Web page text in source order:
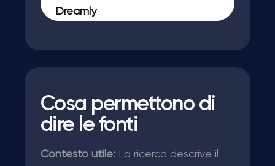
Dreamly
Cosa permettono di
dire le fonti
Contesto utile: La ricerca descrive il